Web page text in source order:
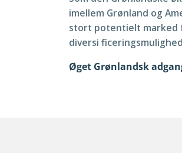
imellem Grønland og
stort potentielt marked
diversi
Øget Grønlandsk